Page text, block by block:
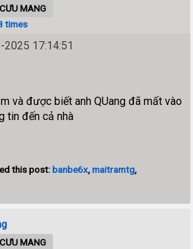
MANG
times
2025 17:14:51
và được biết anh QUang đã mất vào
tin đến cả nhà
this post:banbe6x,maitramtg,
MANG